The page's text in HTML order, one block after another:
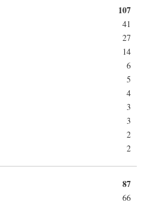
107
41
27
14
6
5
4
3
3
2
2
87
66